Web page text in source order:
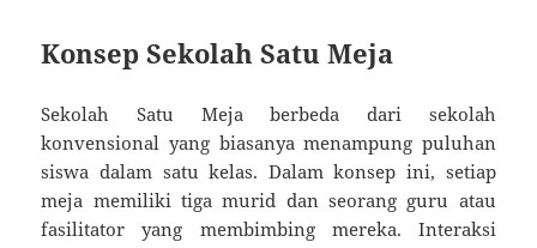
Konsep Sekolah Satu Meja
Sekolah Satu Meja berbeda dari sekolah
konvensional yang biasanya menampung puluhan
siswa dalam satu kelas. Dalam konsep ini, setiap
meja memiliki tiga murid dan seorang guru atau
fasilitator yang membimbing mereka. Interaksi